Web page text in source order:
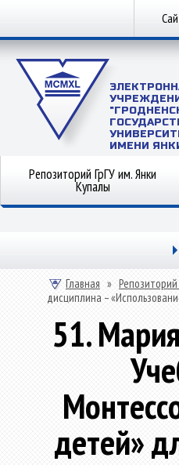
ИМЕНИ
Репозиторий ГрГУ им. Янки
Купалы
Главная »
дисциплина –
51.
детей»